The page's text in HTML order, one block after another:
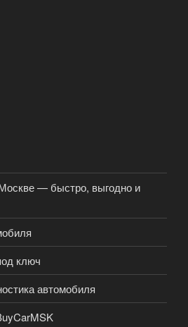
— быстро, выгодно и
ключ
автомобиля